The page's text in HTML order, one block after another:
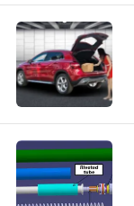
SOBRE
NÓS
EXCURSÃO
DA
FÁBRICA